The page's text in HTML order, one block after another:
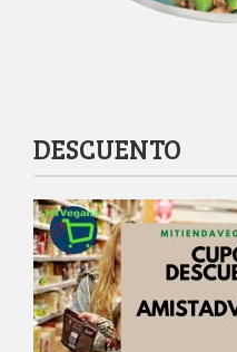
DESCUENTO